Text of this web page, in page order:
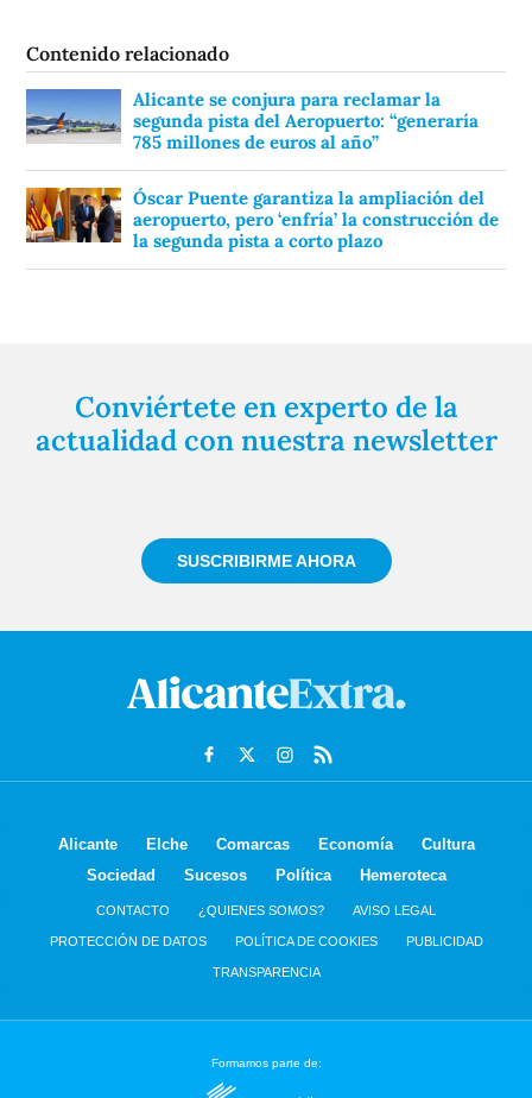
Contenido relacionado
Alicante se conjura para reclamar la
segunda pista del Aeropuerto: “generaría
785 millones de euros al año”
Óscar Puente garantiza la ampliación del
aeropuerto, pero ‘enfría’ la construcción de
la segunda pista a corto plazo
Conviértete en experto de la
actualidad con nuestra newsletter
SUSCRIBIRME AHORA
Alicante Elche Comarcas Economía
Cultura
Sociedad
Sucesos Política Hemeroteca
CONTACTO ¿QUIENES SOMOS? AVISO LEGAL
PROTECCIÓN DE DATOS POLÍTICA DE COOKIES PUBLICIDAD
TRANSPARENCIA
Formamos parte de: